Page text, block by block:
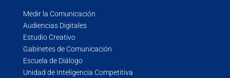
Medir la Comunicación
Audiencias Digitales
Estudio Creativo
Gabinetes de Comunicación
Escuela de Diálogo
Unidad de Inteligencia Competitiva